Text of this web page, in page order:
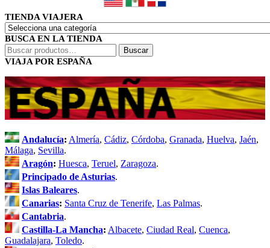
TIENDA VIAJERA
BUSCA EN LA TIENDA
Buscar
por:
Buscar
VIAJA POR ESPAÑA
Andalucía: Almería, Cádiz, Córdoba, Granada, Huelva, Jaén,
Málaga, Sevilla.
Aragón: Huesca, Teruel, Zaragoza.
Principado de Asturias.
Islas Baleares.
Canarias: Santa Cruz de Tenerife, Las Palmas.
Cantabria.
Castilla-La Mancha: Albacete, Ciudad Real, Cuenca,
Guadalajara, Toledo.